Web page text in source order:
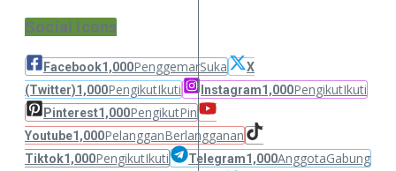
Social Icons
Facebook1,000PenggemarSuka
X
(Twitter)1,000PengikutIkuti Instagram1,000PengikutIkuti
Pinterest1,000PengikutPin
Youtube1,000PelangganBerlangganan
Tiktok1,000PengikutIkuti Telegram1,000AnggotaGabung